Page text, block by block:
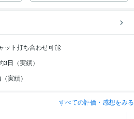
ット打ち合わせ可能
日（実績）
実績）
すべての評価・感想をみる